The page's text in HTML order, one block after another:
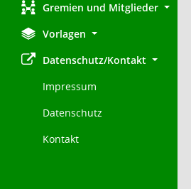
Gremien und Mitglieder
Vorlagen
Datenschutz/Kontakt
Impressum
Datenschutz
Kontakt